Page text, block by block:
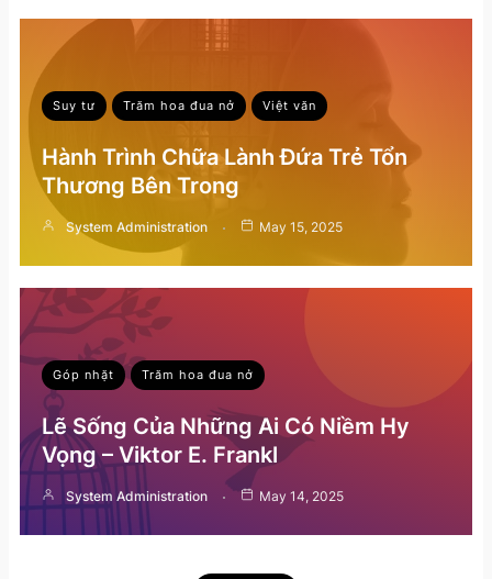
Suy tư Trăm hoa đua nở Việt văn
Hành Trình Chữa Lành Đứa Trẻ Tổn
Thương Bên Trong
System Administration May 15, 2025
Góp nhặt Trăm hoa đua nở
Lẽ Sống Của Những Ai Có Niềm Hy
Vọng – Viktor E. Frankl
System Administration May 14, 2025